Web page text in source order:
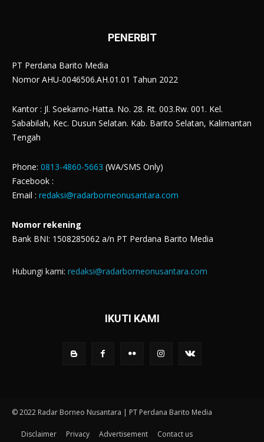
PENERBIT
PT Perdana Barito Media
Nomor AHU-0046506.AH.01.01 Tahun 2022
Kantor : Jl. Soekarno-Hatta. No. 28. Rt. 003.Rw. 001. Kel.
Sababilah, Kec. Dusun Selatan. Kab. Barito Selatan, Kalimantan
Tengah
Phone: 0813-4860-5663 (WA/SMS Only)
Facebook :
Email : redaksi@radarborneonusantara.com
Nomor rekening
Bank BNI: 1508285062 a/n PT Perdana Barito Media
Hubungi kami: redaksi@radarborneonusantara.com
IKUTI KAMI
© 2022 Radar Borneo Nusantara | PT Perdana Barito Media
Disclaimer Privacy Advertisement
Contact us